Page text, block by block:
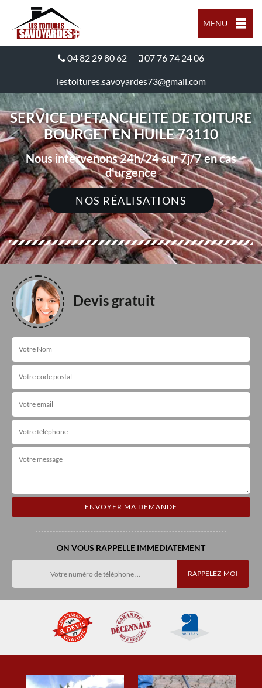
MENU
04 82 29 80 62 07 76 74 24 06
lestoitures.savoyardes73@gmail.com
SERVICE D'ETANCHEITE DE TOITURE
BOURGET EN HUILE 73110
Nous intervenons 24h/24 sur 7j/7 en cas
d'urgence
NOS RÉALISATIONS
Devis gratuit
ON VOUS RAPPELLE IMMEDIATEMENT